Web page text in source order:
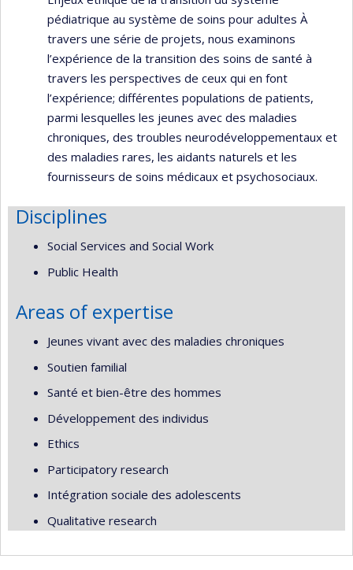
pédiatrique au système de soins pour adultes À
travers une série de projets, nous examinons
l’expérience de la transition des soins de santé à
travers les perspectives de ceux qui en font
l’expérience; différentes populations de patients,
parmi lesquelles les jeunes avec des maladies
chroniques, des troubles neurodéveloppementaux et
des maladies rares, les aidants naturels et les
fournisseurs de soins médicaux et psychosociaux.
Disciplines
Social Services and Social Work
Public Health
Areas of expertise
Jeunes vivant avec des maladies chroniques
Soutien familial
Santé et bien-être des hommes
Développement des individus
Ethics
Participatory research
Intégration sociale des adolescents
Qualitative research